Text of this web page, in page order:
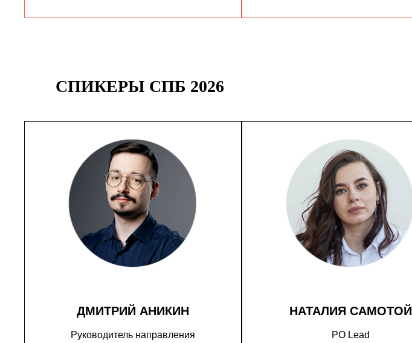
СПИКЕРЫ СПБ 2026
ДМИТРИЙ АНИКИН
Руководитель направления
НАТАЛИЯ САМОТОЙ
PO Lead